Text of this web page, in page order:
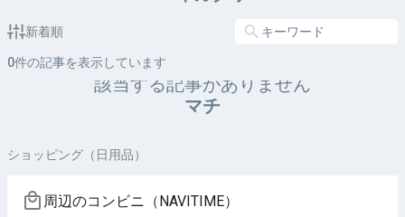
新着順
0件の記事を表示しています
該当する記事がありません
マチ
ショッピング（日用品）
周辺のコンビニ（NAVITIME）